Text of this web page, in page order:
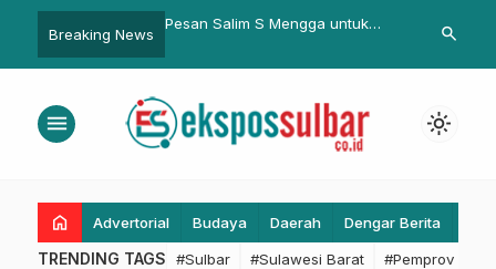
Breaking News
Pattudu di
ke-477
Pesan Salim S Mengga untuk
Belajar Dan Jadi Pemberi Solusi
PJ Bahtiar:
Membangun
search
menu light_mode
home Advertorial Budaya Daerah Dengar Berita
TRENDING TAGS #Sulbar #Sulawesi Barat #Pemprov